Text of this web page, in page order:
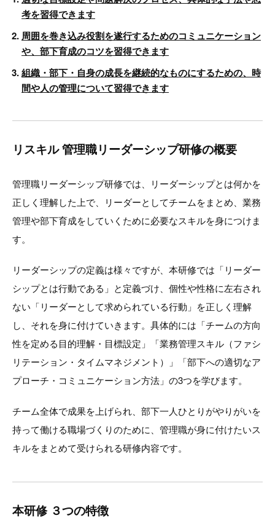
考を習得できます
周囲を巻き込み役割を遂行するためのコミュニケーション
や、部下育成のコツを習得できます
組織・部下・自身の成長を継続的なものにするための、時
間や人の管理について習得できます
リスキル 管理職リーダーシップ研修の概要
管理職リーダーシップ研修では、リーダーシップとは何かを
正しく理解した上で、リーダーとしてチームをまとめ、業務
管理や部下育成をしていくために必要なスキルを身につけま
す。
リーダーシップの定義は様々ですが、本研修では「リーダー
シップとは行動である」と定義づけ、個性や性格に左右され
ない「リーダーとして求められている行動」を正しく理解
し、それを身に付けていきます。具体的には「チームの方向
性を定める目的理解・目標設定」「業務管理スキル（ファシ
リテーション・タイムマネジメント）」「部下への適切なア
プローチ・コミュニケーション方法」の3つを学びます。
チーム全体で成果を上げられ、部下一人ひとりがやりがいを
持って働ける職場づくりのために、管理職が身に付けたいス
キルをまとめて受けられる研修内容です。
本研修 ３つの特徴